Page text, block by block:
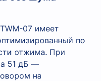
07 имеет
по
отжима. При
51 дБ —
на